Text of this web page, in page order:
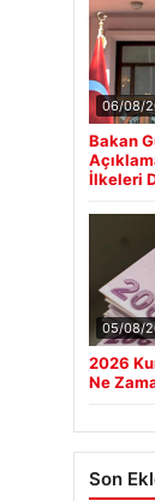
06/08/
Bakan
İlkeleri
05/08/
2026
Ne
Son